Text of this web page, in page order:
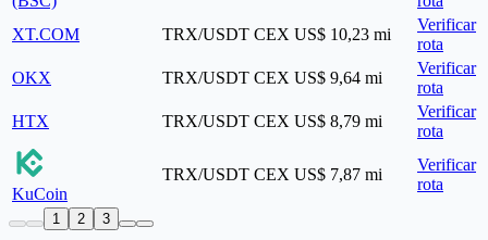
XT.COM
TRX/USDT CEX US$ 10,23 mi
Verificar
rota
OKX
TRX/USDT CEX US$ 9,64 mi
Verificar
rota
HTX
TRX/USDT CEX US$ 8,79 mi
Verificar
rota
KuCoin
TRX/USDT CEX US$ 7,87 mi
Verificar
rota
1 2 3